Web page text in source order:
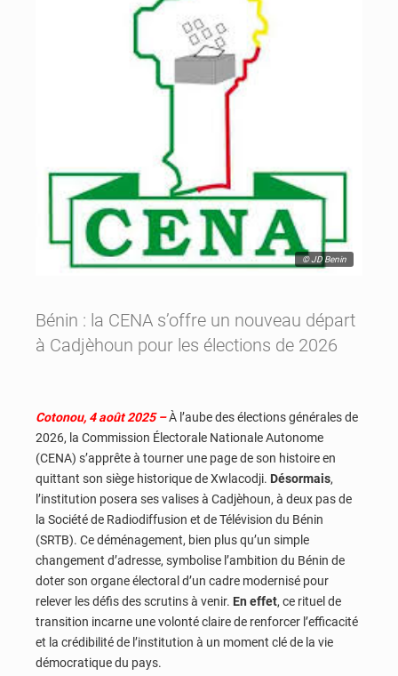
© JD Benin
Bénin : la CENA s’offre un nouveau départ
à Cadjèhoun pour les élections de 2026
Cotonou, 4 août 2025 –À l’aube des élections générales de
2026, la Commission Électorale Nationale Autonome
(CENA) s’apprête à tourner une page de son histoire en
quittant son siège historique de Xwlacodji. Désormais,
l’institution posera ses valises à Cadjèhoun, à deux pas de
la Société de Radiodiffusion et de Télévision du Bénin
(SRTB). Ce déménagement, bien plus qu’un simple
changement d’adresse, symbolise l’ambition du Bénin de
doter son organe électoral d’un cadre modernisé pour
relever les défis des scrutins à venir. En effet, ce rituel de
transition incarne une volonté claire de renforcer l’efficacité
et la crédibilité de l’institution à un moment clé de la vie
démocratique du pays.